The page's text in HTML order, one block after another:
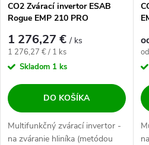
CO2 Zvárací invertor ESAB
Rogue EMP 210 PRO
1 276,27 €/ ks
Jednotková cena:
1 276,27 € / 1 ks
Skladom 1 ks
DO KOŠÍKA
Multifunkčný zvárací invertor -
na zváranie hliníka (metódou